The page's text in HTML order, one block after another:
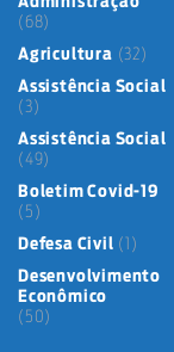
(68)
Agricultura (32)
Assistência Social
(3)
Assistência Social
(49)
Boletim Covid-19
(5)
Defesa Civil (1)
Desenvolvimento
Econômico
(50)